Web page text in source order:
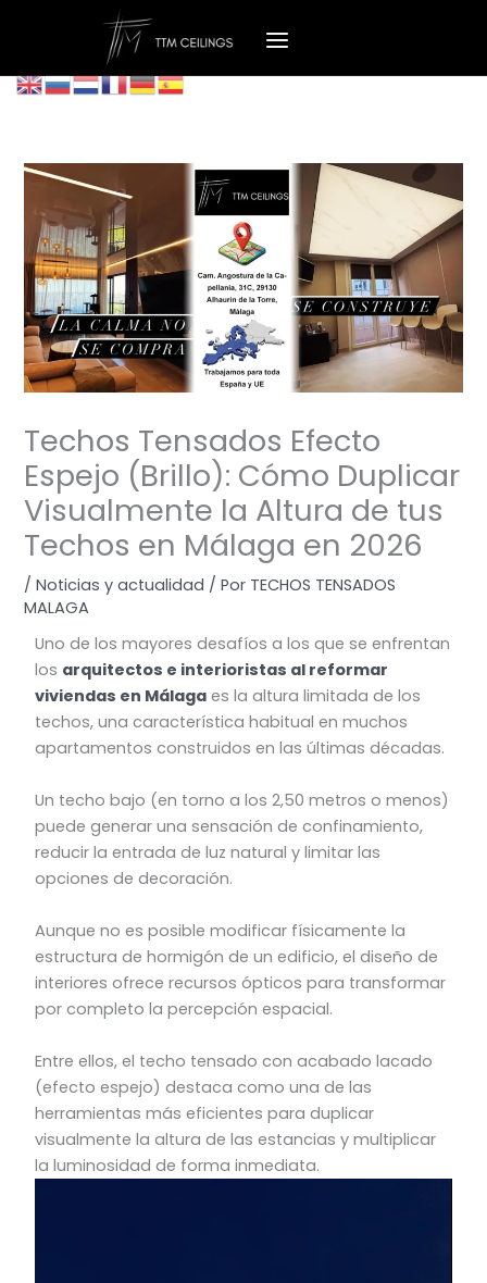
Techos Tensados Efecto
Espejo (Brillo): Cómo Duplicar
Visualmente la Altura de tus
Techos en Málaga en 2026
/Noticias y actualidad / Por TECHOS TENSADOS
MALAGA
Uno de los mayores desafíos a los que se enfrentan
los arquitectos e interioristas al reformar
viviendas en Málaga es la altura limitada de los
techos, una característica habitual en muchos
apartamentos construidos en las últimas décadas.
Un techo bajo (en torno a los 2,50 metros o menos)
puede generar una sensación de confinamiento,
reducir la entrada de luz natural y limitar las
opciones de decoración.
Aunque no es posible modificar físicamente la
estructura de hormigón de un edificio, el diseño de
interiores ofrece recursos ópticos para transformar
por completo la percepción espacial.
Entre ellos, el techo tensado con acabado lacado
(efecto espejo) destaca como una de las
herramientas más eficientes para duplicar
visualmente la altura de las estancias y multiplicar
la luminosidad de forma inmediata.